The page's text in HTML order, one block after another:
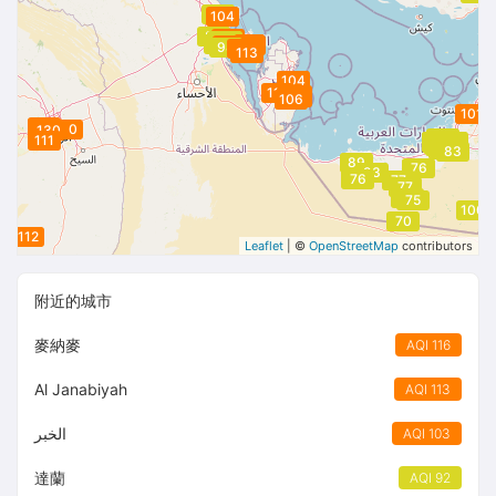
75
113
113
116
104
114
104
106
112
75
116
102
113
110
93
98
77
86
143
98
116
102
129
76
103
82
92
104
116
104
77
81
100
101
89
80
70
84
77
76
85
82
8283
130
103
111
98
98
Leaflet | © OpenStreetMap contributors
附近的城市
麥納麥 AQI 116
Al Janabiyah AQI 113
الخبر AQI 103
達蘭 AQI 92